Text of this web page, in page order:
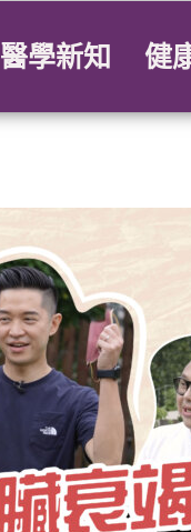
醫學新知 健